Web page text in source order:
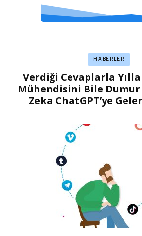
HABERLER
Verdiği Cevaplarla
Mühendisini Bile Dumur
Zeka ChatGPT’ye